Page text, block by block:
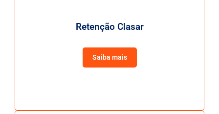
Retenção Clasar
Saiba mais